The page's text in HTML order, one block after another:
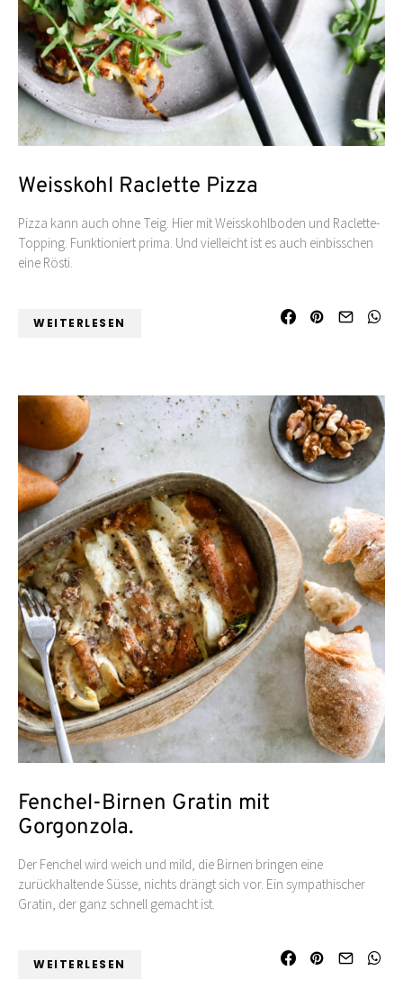
Weisskohl Raclette Pizza
Pizza kann auch ohne Teig. Hier mit Weisskohlboden und Raclette-
Topping. Funktioniert prima. Und vielleicht ist es auch einbisschen
eine Rösti.
WEITERLESEN
Fenchel-Birnen Gratin mit
Gorgonzola.
Der Fenchel wird weich und mild, die Birnen bringen eine
zurückhaltende Süsse, nichts drängt sich vor. Ein sympathischer
Gratin, der ganz schnell gemacht ist.
WEITERLESEN